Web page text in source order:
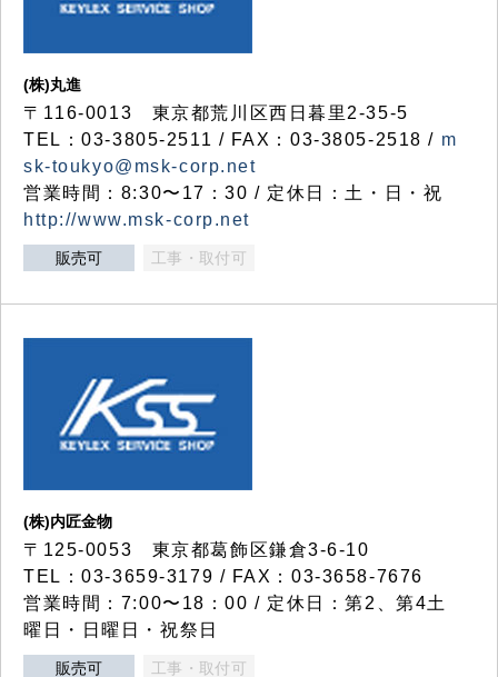
(株)丸進
〒116-0013 東京都荒川区西日暮里2-35-5
TEL：03-3805-2511 / FAX：03-3805-2518 / m
sk-toukyo@msk-corp.net
営業時間：8:30〜17：30 / 定休日：土・日・祝
http://www.msk-corp.net
販売可 工事・取付可
(株)内匠金物
〒125-0053 東京都葛飾区鎌倉3-6-10
TEL：03-3659-3179 / FAX：03-3658-7676
営業時間：7:00〜18：00 / 定休日：第2、第4土
曜日・日曜日・祝祭日
販売可 工事・取付可